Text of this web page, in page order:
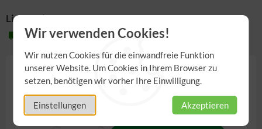
Wir verwenden Cookies!
Wir nutzen Cookies für die einwandfreie Funktion
unserer Website. Um Cookies in Ihrem Browser zu
setzen, benötigen wir vorher Ihre Einwilligung.
Einstellungen Akzeptieren
Lieferzeit:
2-3 Werktage
14,90 €
inkl. 7,00% MwSt. Versandkosten